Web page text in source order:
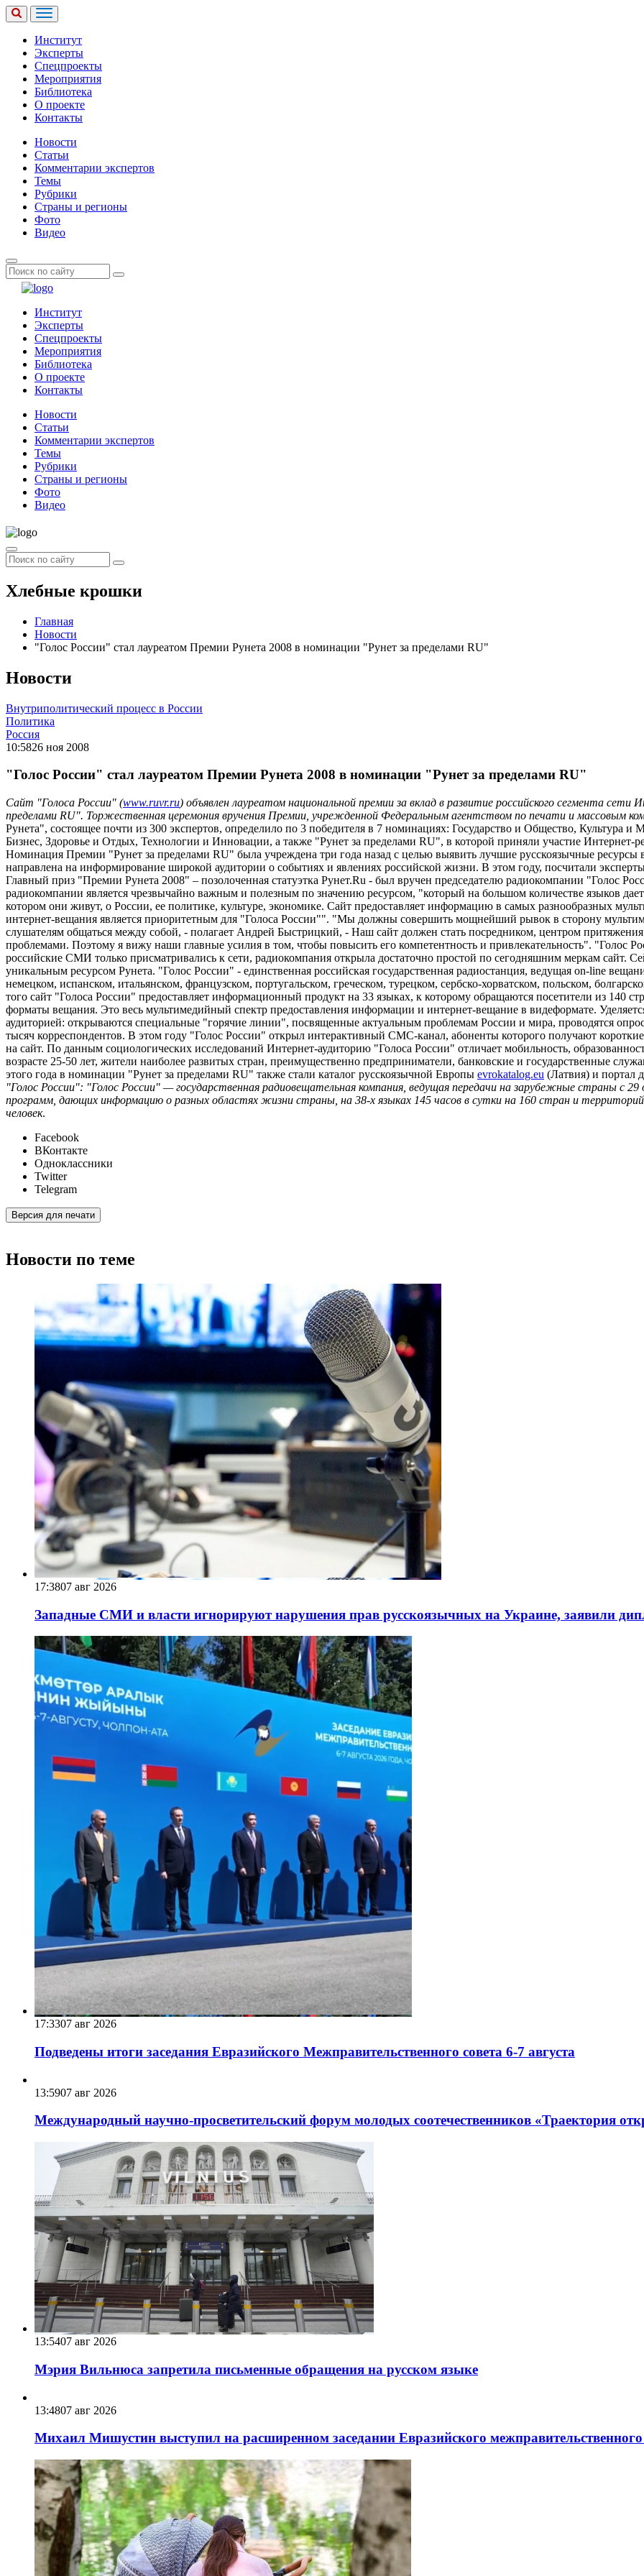
Институт
Эксперты
Спецпроекты
Мероприятия
Библиотека
О проекте
Контакты
Новости
Статьи
Комментарии экспертов
Темы
Рубрики
Страны и регионы
Фото
Видео
Институт
Эксперты
Спецпроекты
Мероприятия
Библиотека
О проекте
Контакты
Новости
Статьи
Комментарии экспертов
Темы
Рубрики
Страны и регионы
Фото
Видео
Хлебные крошки
Главная
Новости
"Голос России" стал лауреатом Премии Рунета 2008 в номинации "Рунет за пределами RU"
Новости
Внутриполитический процесс в России
Политика
Россия
10:5826 ноя 2008
"Голос России" стал лауреатом Премии Рунета 2008 в номинации "Рунет за пределами RU"
Сайт "Голоса России" (www.ruvr.ru) объявлен лауреатом национальной премии за вклад в развитие российского сегмента
пределами RU". Торжественная церемония вручения Премии, учрежденной Федеральным агентством по печати и массовым
Рунета", состоящее почти из 300 экспертов, определило по 3 победителя в 7 номинациях: Государство и Общество,
Бизнес, Здоровье и Отдых, Технологии и Инновации, а также "Рунет за пределами RU", в которой приняли участие Интернет-
Номинация Премии "Рунет за пределами RU" была учреждена три года назад с целью выявить лучшие русскоязычные ресурсы
направлена на информирование широкой аудитории о событиях и явлениях российской жизни. В этом году, посчитали
Главный приз "Премии Рунета 2008" – позолоченная статуэтка Рунет.Ru - был вручен председателю радиокомпании "Голос
радиокомпании является чрезвычайно важным и полезным по значению ресурсом, "который на большом количестве языков
котором они живут, о России, ее политике, культуре, экономике. Сайт предоставляет информацию в самых разнообразных
интернет-вещания является приоритетным для "Голоса России"". "Мы должны совершить мощнейший рывок в сторону
слушателям общаться между собой, - полагает Андрей Быстрицкий, - Наш сайт должен стать посредником, центром
проблемами. Поэтому я вижу наши главные усилия в том, чтобы повысить его компетентность и привлекательность". "Голос
российские СМИ только присматривались к сети, радиокомпания открыла достаточно простой по сегодняшним меркам сайт.
уникальным ресурсом Рунета. "Голос России" - единственная российская государственная радиостанция, ведущая on-line
немецком, испанском, итальянском, французском, португальском, греческом, турецком, сербско-хорватском, польском,
того сайт "Голоса России" предоставляет информационный продукт на 33 языках, к которому обращаются посетители из 140
форматы вещания. Это весь мультимедийный спектр предоставления информации и интернет-вещание в видеформате.
аудиторией: открываются специальные "горячие линии", посвященные актуальным проблемам России и мира, проводятся
тысяч корреспондентов. В этом году "Голос России" открыл интерактивный СМС-канал, абоненты которого получают
на сайт. По данным социологических исследований Интернет-аудиторию "Голоса России" отличает мобильность,
возрасте 25-50 лет, жители наиболее развитых стран, преимущественно предприниматели, банковские и государственные
этого года в номинации "Рунет за пределами RU" также стали каталог русскоязычной Европы evrokatalog.eu (Латвия) и портал
"Голос России": "Голос России" — государственная радиовещательная компания, ведущая передачи на зарубежные страны с
программ, дающих информацию о разных областях жизни страны, на 38-х языках 145 часов в сутки на 160 стран и
человек.
Facebook
ВКонтакте
Одноклассники
Twitter
Telegram
Версия для печати
Новости по теме
17:3807 авг 2026
Западные СМИ и власти игнорируют нарушения прав русскоязычных на Украине, заявили
17:3307 авг 2026
Подведены итоги заседания Евразийского Межправительственного совета 6-7 августа
13:5907 авг 2026
Международный научно-просветительский форум молодых соотечественников «Траектория
13:5407 авг 2026
Мэрия Вильнюса запретила письменные обращения на русском языке
13:4807 авг 2026
Михаил Мишустин выступил на расширенном заседании Евразийского